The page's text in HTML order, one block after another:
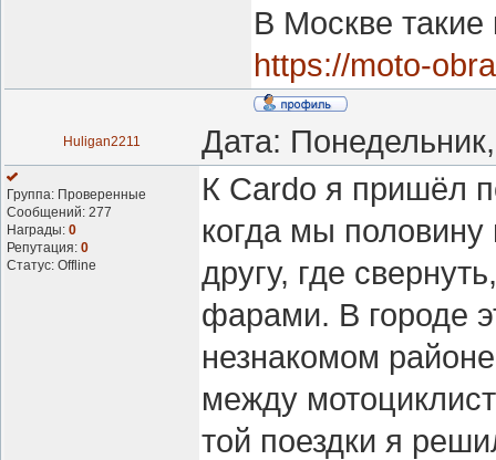
В Москве такие
https://moto-
Huligan2211 Дата:
Группа: Проверенные
Сообщений: 277
Награды: 0
Репутация: 0
Статус: Offline
К Cardo я пришёл
когда мы
другу, где
фарами. В городе
незнакомом
между
той поездки я